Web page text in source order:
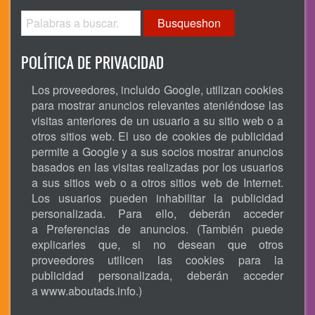
Busqueshon
POLÍTICA DE PRIVACIDAD
Los proveedores, incluido Google, utilizan cookies
para mostrar anuncios relevantes ateniéndose las
visitas anteriores de un usuario a su sitio web o a
otros sitios web. El uso de cookies de publicidad
permite a Google y a sus socios mostrar anuncios
basados en las visitas realizadas por los usuarios
a sus sitios web o a otros sitios web de Internet.
Los usuarios pueden inhabilitar la publicidad
personalizada. Para ello, deberán acceder
a Preferencias de anuncios. (También puede
explicarles que, si no desean que otros
proveedores utilicen las cookies para la
publicidad personalizada, deberán acceder
a www.aboutads.info.)